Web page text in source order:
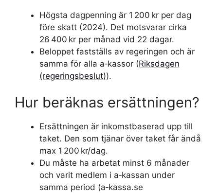
Högsta dagpenning är 1 200 kr per dag
före skatt (2024). Det motsvarar cirka
26 400 kr per månad vid 22 dagar.
Beloppet fastställs av regeringen och är
samma för alla a‑kassor (Riksdagen
(regeringsbeslut)).
Hur beräknas ersättningen?
Ersättningen är inkomstbaserad upp till
taket. Den som tjänar över taket får ändå
max 1 200 kr/dag.
Du måste ha arbetat minst 6 månader
och varit medlem i a‑kassan under
samma period (a‑kassa.se